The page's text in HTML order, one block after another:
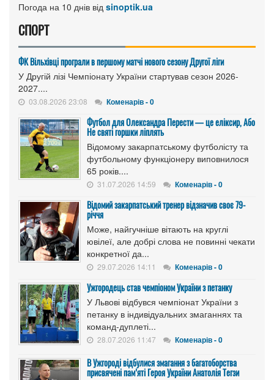
Погода на 10 днів від sinoptik.ua
СПОРТ
ФК Вільхівці програли в першому матчі нового сезону Другої ліги
У Другій лізі Чемпіонату України стартував сезон 2026-
2027....
03.08.2026 23:08 Коменарів - 0
Футбол для Олександра Перести — це еліксир, Або
Не святі горшки ліплять
Відомому закарпатському футболісту та
футбольному функціонеру виповнилося
65 років....
31.07.2026 14:59 Коменарів - 0
Відомий закарпатський тренер відзначив своє 79-
річчя
Може, найгучніше вітають на круглі
ювілеї, але добрі слова не повинні чекати
конкретної да...
29.07.2026 14:11 Коменарів - 0
Ужгородець став чемпіоном України з петанку
У Львові відбувся чемпіонат України з
петанку в індивідуальних змаганнях та
команд-дуплеті...
28.07.2026 11:47 Коменарів - 0
В Ужгороді відбулися змагання з багатоборства
присвячені пам’яті Героя України Анатолія Тегзи